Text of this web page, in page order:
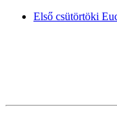
Első csütörtöki